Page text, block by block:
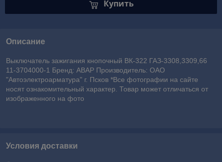
Купить
Описание
Выключатель зажигания кнопочный ВК-322 ГАЗ-3308,3309,66
11-3704000-1 Бренд: АВАР Производитель: ОАО
"Автоэлектроарматура" г. Псков *Все фотографии на сайте
носят ознакомительный характер. Товар может отличаться от
изображенного на фото
Условия доставки